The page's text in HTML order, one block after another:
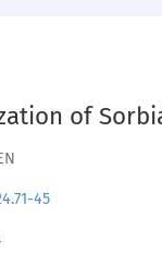
of
45